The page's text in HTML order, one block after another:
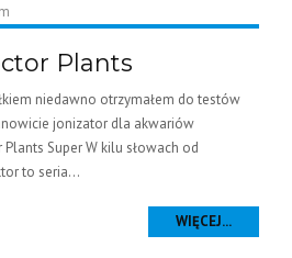
Plants
niedawno otrzymałem do testów
jonizator dla akwariów
Plants Super W kilu słowach od
to seria...
WIĘCEJ...